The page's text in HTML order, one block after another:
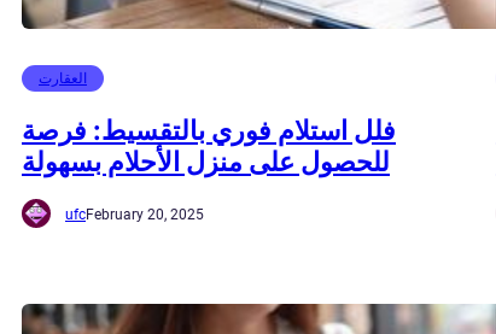
العقارت
فلل استلام فوري بالتقسيط: فرصة
للحصول على منزل الأحلام بسهولة
ufcFebruary 20, 2025